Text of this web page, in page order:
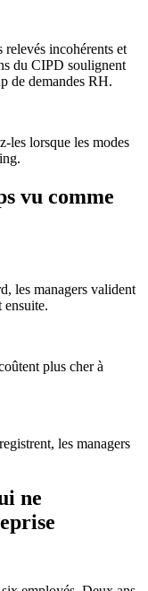
incohérents et
du CIPD soulignent
de demandes RH.
les lorsque les modes
vu comme
les managers valident
ensuite.
plus cher à
les managers
ne